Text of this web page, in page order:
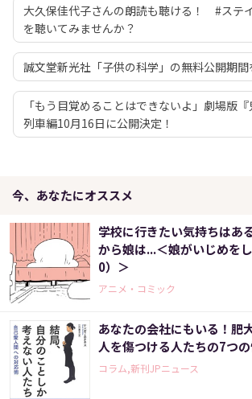
大久保佳代子さんの朗読も聴ける！ #ステ
を聴いてみませんか？
誠文堂新光社「子供の科学」の無料公開期間
「もう目覚めることはできないよ」劇場版
列車編10月16日に公開決定！
今、あなたにオススメ
学校に行きたい気持ちはあ
から娘は...＜娘がいじめを
0）＞
アニメ・コミック
あなたの会社にもいる！肥
人を傷つける人たちの7つ
コラム,新刊JPニュース